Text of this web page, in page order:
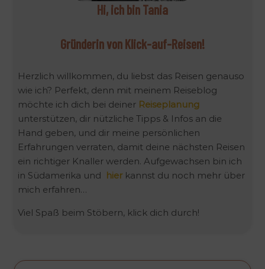
Hi, ich bin Tania
Gründerin von Klick-auf-Reisen!
Herzlich willkommen, du liebst das Reisen genauso
wie ich? Perfekt, denn mit meinem Reiseblog
möchte ich dich bei deiner Reiseplanung
unterstützen, dir nützliche Tipps & Infos an die
Hand geben, und dir meine persönlichen
Erfahrungen verraten, damit deine nächsten Reisen
ein richtiger Knaller werden. Aufgewachsen bin ich
in Südamerika und hierkannst du noch mehr über
mich erfahren…
Viel Spaß beim Stöbern, klick dich durch!